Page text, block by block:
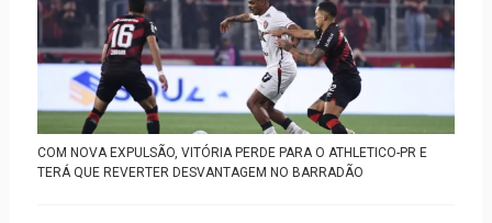
COM NOVA EXPULSÃO, VITÓRIA PERDE PARA O ATHLETICO-PR E
TERÁ QUE REVERTER DESVANTAGEM NO BARRADÃO